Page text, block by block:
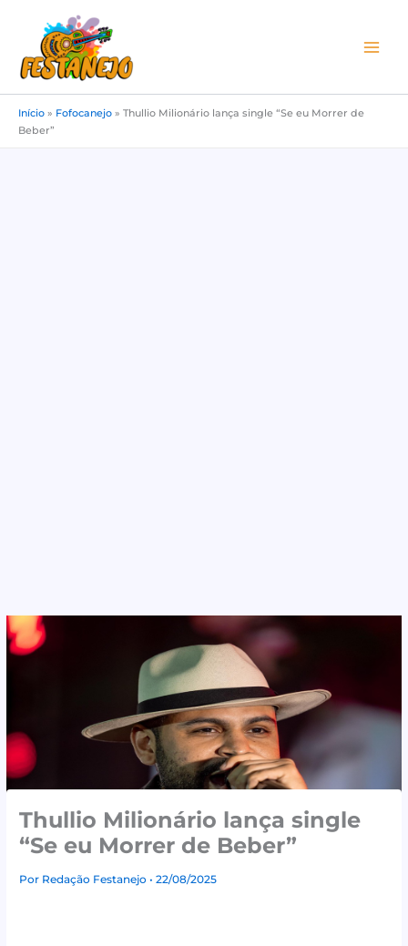
conteúdo
Início » Fofocanejo » Thullio Milionário lança single “Se eu Morrer de
Beber”
Thullio Milionário lança single
“Se eu Morrer de Beber”
Por Redação Festanejo• 22/08/2025